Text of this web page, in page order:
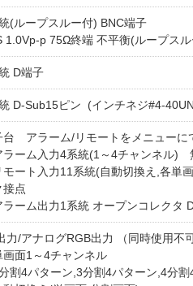
(ループスルー付) BNC端子
1.0Vp-p 75Ω終端 不平衡(ループス
D端子
D-Sub15ピン (インチネジ#4-
台 アラーム/リモートをメニューに
ラーム入力4系統(1～4チャンネル)
モート入力11系統(自動切換え,各
接点
ラーム出力1系統 オープンコレクタ
力/アナログRGB出力 （同時使用不
面1～4チャンネル
割4パターン,3分割4パターン,4分